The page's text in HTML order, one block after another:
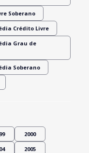
Soberano
Crédito Livre
Grau de
Soberano
2000
2005